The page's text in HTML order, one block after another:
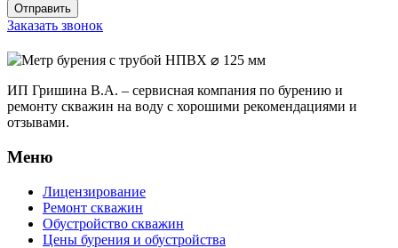
Заказать звонок
ИП Гришина В.А. – сервисная компания по бурению и
ремонту скважин на воду с хорошими рекомендациями и
отзывами.
Меню
Лицензирование
Ремонт скважин
Обустройство скважин
Цены бурения и обустройства